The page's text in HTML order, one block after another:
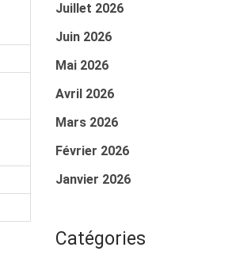
Juillet 2026
Juin 2026
Mai 2026
Avril 2026
Mars 2026
Février 2026
Janvier 2026
Catégories